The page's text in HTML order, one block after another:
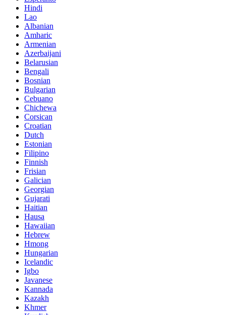
Hindi
Lao
Albanian
Amharic
Armenian
Azerbaijani
Belarusian
Bengali
Bosnian
Bulgarian
Cebuano
Chichewa
Corsican
Croatian
Dutch
Estonian
Filipino
Finnish
Frisian
Galician
Georgian
Gujarati
Haitian
Hausa
Hawaiian
Hebrew
Hmong
Hungarian
Icelandic
Igbo
Javanese
Kannada
Kazakh
Khmer